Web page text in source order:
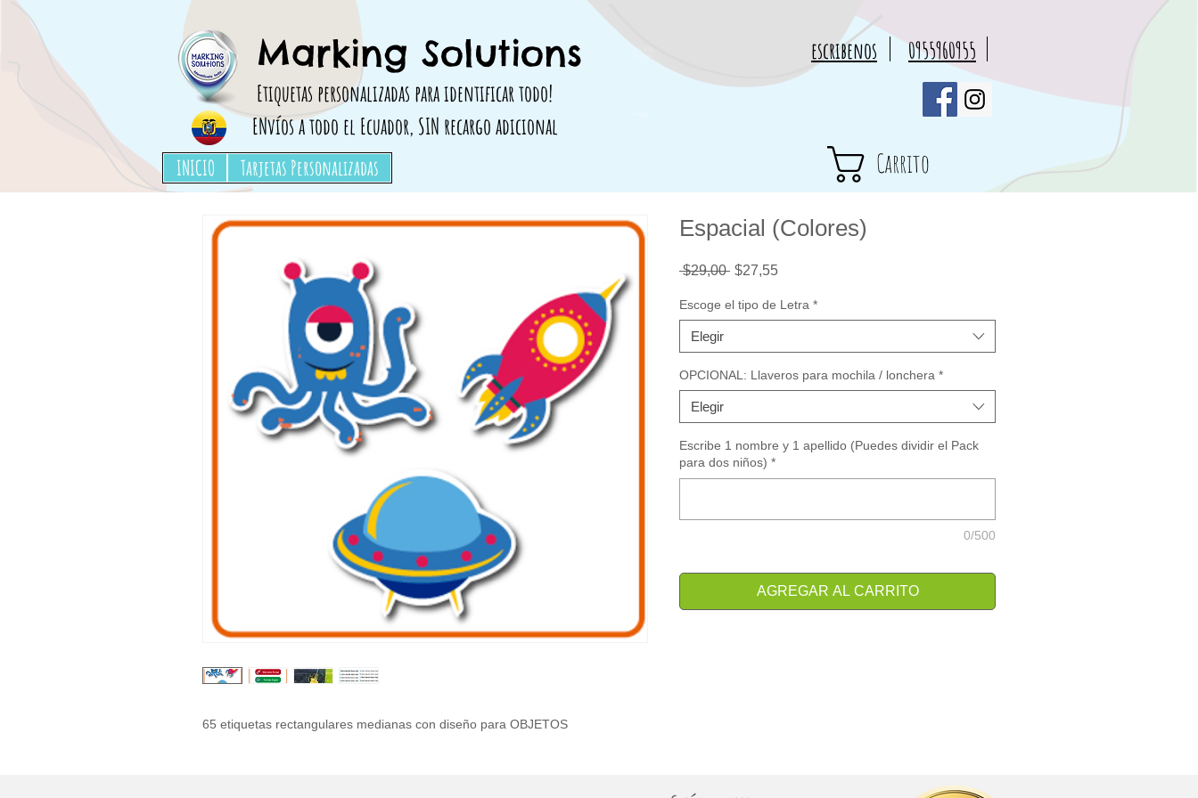
Marking Solutions
564812319481
314828 498717
Etiquetas personalizadas para identificar todo!
ENvíos a todo el Ecuador, SIN recargo adicional
INICIO Tarjetas Personalizadas
escribenos 0955960955
Carrito
65 etiquetas rectangulares medianas con diseño para OBJETOS
Espacial (Colores)
$29,00 Precio
$27,55Precio
oferta
Escoge el tipo de Letra *
Elegir
OPCIONAL: Llaveros para mochila / lonchera *
Elegir
Escribe 1 nombre y 1 apellido (Puedes dividir el Pack
para dos niños) *
0/500
AGREGAR AL CARRITO